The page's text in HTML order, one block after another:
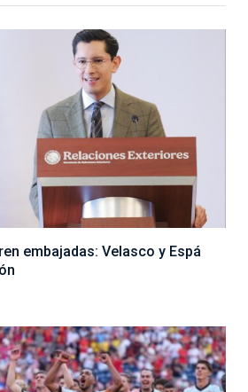
embajadas: Velasco y Espá